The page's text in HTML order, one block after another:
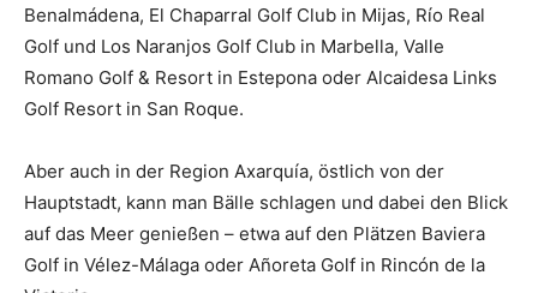
Benalmádena, El Chaparral Golf Club in Mijas, Río Real
Golf und Los Naranjos Golf Club in Marbella, Valle
Romano Golf & Resort in Estepona oder Alcaidesa Links
Golf Resort in San Roque.
Aber auch in der Region Axarquía, östlich von der
Hauptstadt, kann man Bälle schlagen und dabei den Blick
auf das Meer genießen – etwa auf den Plätzen Baviera
Golf in Vélez-Málaga oder Añoreta Golf in Rincón de la